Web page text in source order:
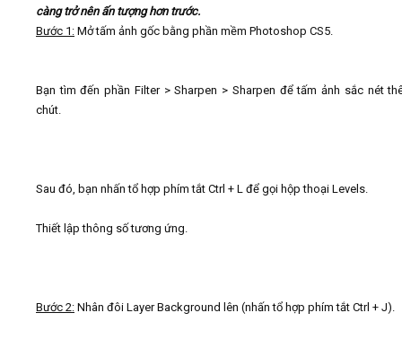
Video
Liên hệ - Đăng ký
càng trở nên ấn tượng hơn trước.
Bước 1: Mở tấm ảnh gốc bằng phần mềm Photoshop CS5.
Bạn tìm đến phần Filter > Sharpen > Sharpen để tấm ảnh sắc nét
chút.
Sau đó, bạn nhấn tổ hợp phím tắt Ctrl + L để gọi hộp thoại Levels.
Thiết lập thông số tương ứng.
Bước 2: Nhân đôi Layer Background lên (nhấn tổ hợp phím tắt Ctrl + J).